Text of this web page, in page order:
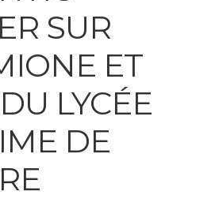
SUR
ET
LYCÉE
DE